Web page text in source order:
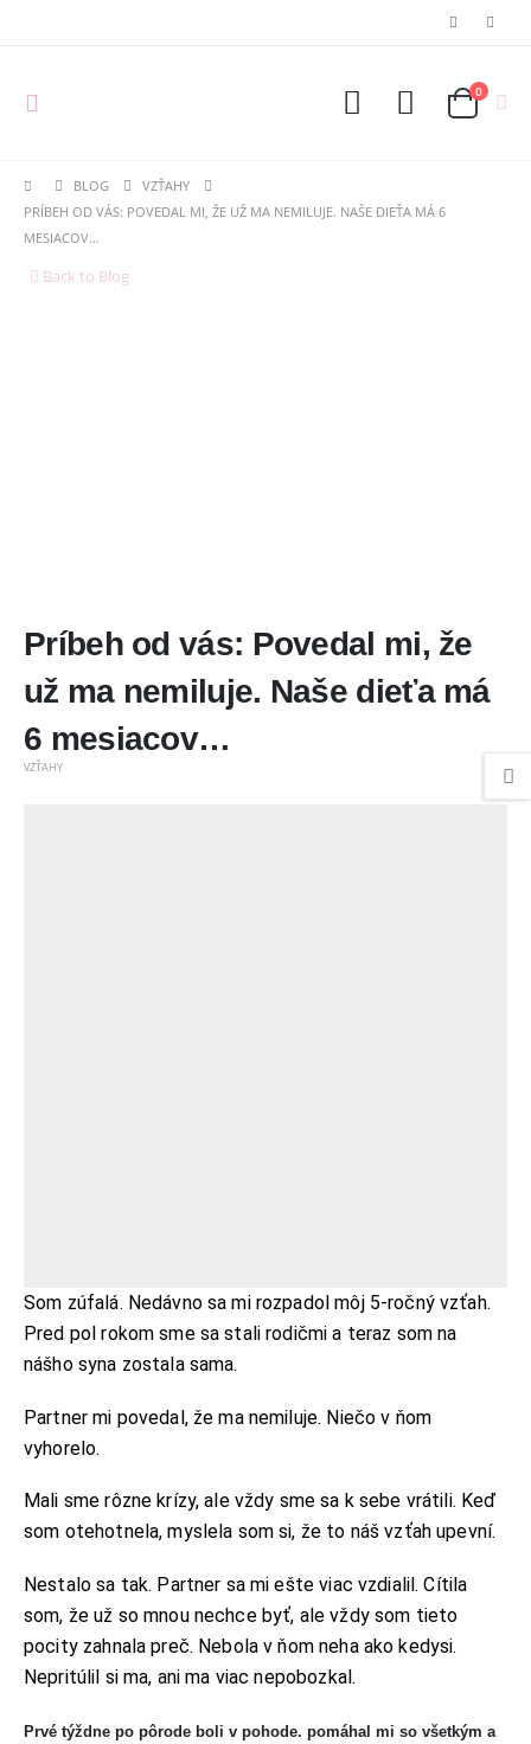
0
BLOG
VZŤAHY
PRÍBEH OD VÁS: POVEDAL MI, ŽE UŽ MA NEMILUJE. NAŠE DIEŤA MÁ 6
MESIACOV…
Back to Blog
Príbeh od vás: Povedal mi, že
už ma nemiluje. Naše dieťa má
6 mesiacov…
VZŤAHY
Som zúfalá. Nedávno sa mi rozpadol môj 5-ročný vzťah.
Pred pol rokom sme sa stali rodičmi a teraz som na
nášho syna zostala sama.
Partner mi povedal, že ma nemiluje. Niečo v ňom
vyhorelo.
Mali sme rôzne krízy, ale vždy sme sa k sebe vrátili. Keď
som otehotnela, myslela som si, že to náš vzťah upevní.
Nestalo sa tak. Partner sa mi ešte viac vzdialil. Cítila
som, že už so mnou nechce byť, ale vždy som tieto
pocity zahnala preč. Nebola v ňom neha ako kedysi.
Nepritúlil si ma, ani ma viac nepobozkal.
Prvé týždne po pôrode boli v pohode. pomáhal mi so všetkým a